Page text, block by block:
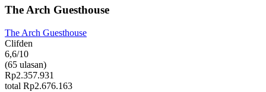
The Arch Guesthouse
The Arch Guesthouse
Clifden
6,6/10
(65 ulasan)
Rp2.357.931
total Rp2.676.163